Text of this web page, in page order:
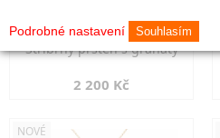
Stříbrný prsten s granáty
2 200 Kč
NOVÉ
Podrobné nastavení Souhlasím